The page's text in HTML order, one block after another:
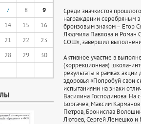
7 8
9
14 15
16
21 22
23
28 29
30
Среди значкистов
награждении серебряным
бронзовым знаком – Егор
Людмила Павлова и Роман
СОШ», завершил
Активное участие в
(коррекционная) школа-
результаты в рамках
здоровья «Попробуй свои
испытаниями на знаки
Василина Господинова. На
Боргачев, Максим
Петров, Бронислав
Лютоев, Сергей Лемешко и